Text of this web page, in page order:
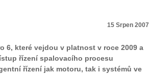
15 Srpen 2007
6, které vejdou v platnost v roce 2009 a
řízení spalovacího procesu
řízení jak motoru, tak i systémů ve